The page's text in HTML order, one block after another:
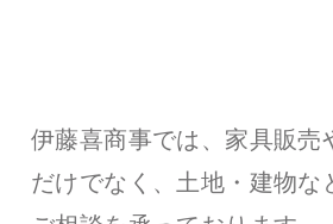
伊藤喜商事では、家具販売
だけでなく、土地・建物な